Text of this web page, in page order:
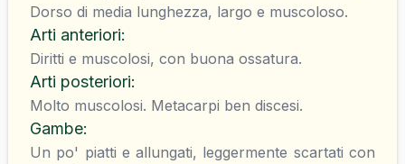
Dorso di media lunghezza, largo e muscoloso.
Arti anteriori:
Diritti e muscolosi, con buona ossatura.
Arti posteriori:
Molto muscolosi. Metacarpi ben discesi.
Gambe:
Un po' piatti e allungati, leggermente scartati con